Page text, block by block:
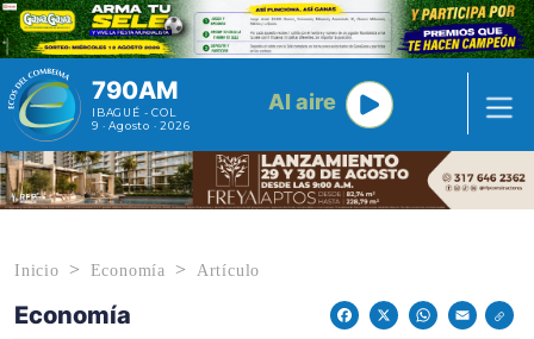
Pasar al contenido principal
790AM
IBAGUÉ - COL
9 · Agosto · 2026
Al aire
Inicio Economía Artículo
Econoticias y Eventos
Economía
FacebookX WhatsAppEmail